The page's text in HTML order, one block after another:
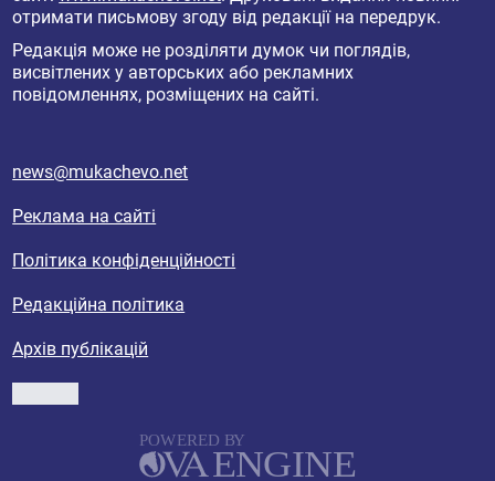
отримати письмову згоду від редакції на передрук.
Редакція може не розділяти думок чи поглядів,
висвітлених у авторських або рекламних
повідомленнях, розміщених на сайті.
news@mukachevo.net
Реклама на сайті
Політика конфіденційності
Редакційна політика
Архів публікацій